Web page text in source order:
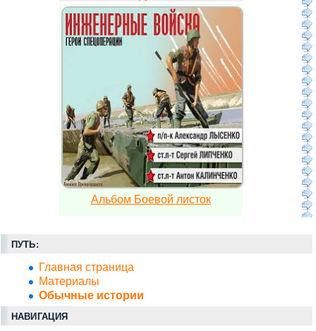
Альбом Боевой листок
ПУТЬ:
Главная страница
Материалы
Обычные истории
НАВИГАЦИЯ